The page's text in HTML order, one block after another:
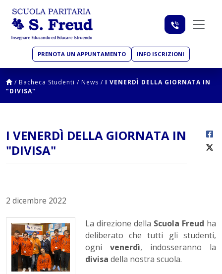
PRENOTA UN APPUNTAMENTO INFO ISCRIZIONI
/ Bacheca Studenti / News / I VENERDÌ DELLA GIORNATA IN
"DIVISA"
I VENERDÌ DELLA GIORNATA IN
"DIVISA"
2 dicembre 2022
La direzione della Scuola Freud ha
deliberato che tutti gli studenti,
ogni venerdì, indosseranno la
divisa della nostra scuola.